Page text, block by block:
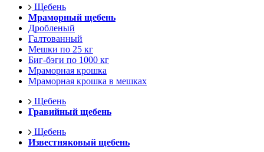
Щебень
Мраморный щебень
Дробленый
Галтованный
Мешки по 25 кг
Биг-бэги по 1000 кг
Мраморная крошка
Мраморная крошка в мешках
Щебень
Гравийный щебень
Щебень
Известняковый щебень